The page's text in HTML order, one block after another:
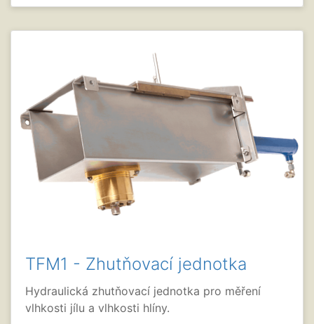
TFM1 - Zhutňovací jednotka
Hydraulická zhutňovací jednotka pro měření
vlhkosti jílu a vlhkosti hlíny.